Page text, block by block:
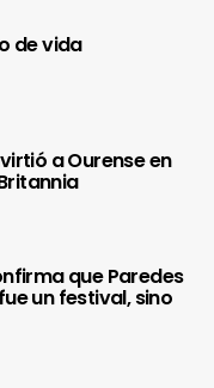
de vida
a Ourense en
que Paredes
un festival, sino